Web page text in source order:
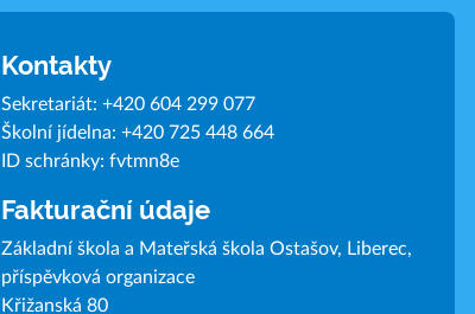
Kontakty
Sekretariát: +420 604 299 077
Školní jídelna: +420 725 448 664
ID schránky: fvtmn8e
Fakturační údaje
Základní škola a Mateřská škola Ostašov, Liberec,
příspěvková organizace
Křižanská 80